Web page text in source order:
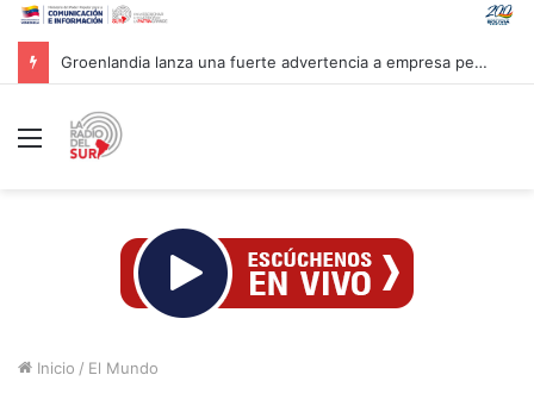
Groenlandia lanza una fuerte advertencia a empresa petrolera vinculada a Trump
Menú
Inicio / El Mundo